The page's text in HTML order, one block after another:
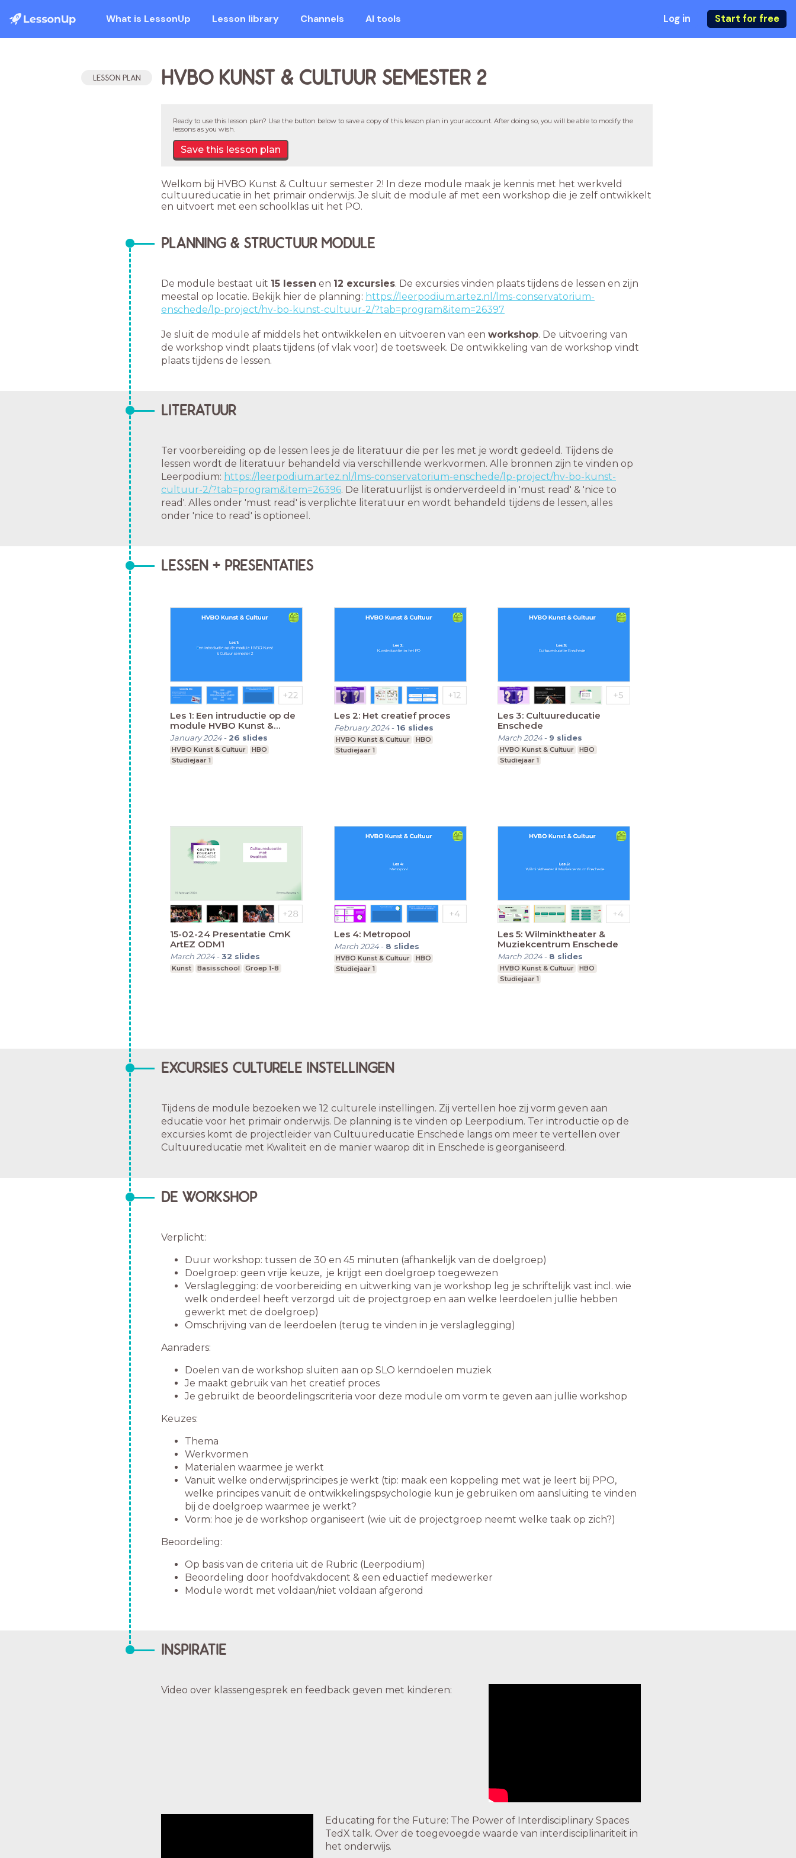
What is LessonUp Lesson library Channels AI tools Log in Start for free
LESSON PLAN HVBO KUNST & CULTUUR SEMESTER 2
Ready to use this lesson plan? Use the button below to save a copy of this lesson plan in your account. After doing so, you will be able to modify the
lessons as you wish.
Save this lesson plan
Welkom bij HVBO Kunst & Cultuur semester 2! In deze module maak je kennis met het werkveld
cultuureducatie in het primair onderwijs. Je sluit de module af met een workshop die je zelf ontwikkelt
en uitvoert met een schoolklas uit het PO.
PLANNING & STRUCTUUR MODULE
De module bestaat uit 15 lessen en 12 excursies. De excursies vinden plaats tijdens de lessen en zijn
meestal op locatie. Bekijk hier de planning: https://leerpodium.artez.nl/lms-conservatorium-
enschede/lp-project/hv-bo-kunst-cultuur-2/?tab=program&item=26397
Je sluit de module af middels het ontwikkelen en uitvoeren van een workshop. De uitvoering van
de workshop vindt plaats tijdens (of vlak voor) de toetsweek. De ontwikkeling van de workshop vindt
plaats tijdens de lessen.
LITERATUUR
Ter voorbereiding op de lessen lees je de literatuur die per les met je wordt gedeeld. Tijdens de
lessen wordt de literatuur behandeld via verschillende werkvormen. Alle bronnen zijn te vinden op
Leerpodium: https://leerpodium.artez.nl/lms-conservatorium-enschede/lp-project/hv-bo-kunst-
cultuur-2/?tab=program&item=26396. De literatuurlijst is onderverdeeld in 'must read' & 'nice to
read'. Alles onder 'must read' is verplichte literatuur en wordt behandeld tijdens de lessen, alles
onder 'nice to read' is optioneel.
LESSEN + PRESENTATIES
Les 1: Een intruductie op de
module HVBO Kunst &
Cultuur semester 2
January 2024- 26 slides
HVBO Kunst & Cultuur
HBO
Studiejaar 1
Les 2: Het creatief proces
February 2024- 16 slides
HVBO Kunst & Cultuur
HBO
Studiejaar 1
Les 3: Cultuureducatie
Enschede
March 2024- 9 slides
HVBO Kunst & Cultuur
HBO
Studiejaar 1
15-02-24 Presentatie CmK
ArtEZ ODM1
March 2024-32 slides
Kunst Basisschool Groep 1-8
Les 4: Metropool
March 2024- 8 slides
HVBO Kunst & Cultuur
HBO
Studiejaar 1
Les 5: Wilminktheater &
Muziekcentrum Enschede
March 2024- 8 slides
HVBO Kunst & Cultuur
HBO
Studiejaar 1
EXCURSIES CULTURELE INSTELLINGEN
Tijdens de module bezoeken we 12 culturele instellingen. Zij vertellen hoe zij vorm geven aan
educatie voor het primair onderwijs. De planning is te vinden op Leerpodium. Ter introductie op de
excursies komt de projectleider van Cultuureducatie Enschede langs om meer te vertellen over
Cultuureducatie met Kwaliteit en de manier waarop dit in Enschede is georganiseerd.
DE WORKSHOP
Verplicht:
Duur workshop: tussen de 30 en 45 minuten (afhankelijk van de doelgroep)
Doelgroep: geen vrije keuze, je krijgt een doelgroep toegewezen
Verslaglegging: de voorbereiding en uitwerking van je workshop leg je schriftelijk vast incl. wie
welk onderdeel heeft verzorgd uit de projectgroep en aan welke leerdoelen jullie hebben
gewerkt met de doelgroep)
Omschrijving van de leerdoelen (terug te vinden in je verslaglegging)
Aanraders:
Doelen van de workshop sluiten aan op SLO kerndoelen muziek
Je maakt gebruik van het creatief proces
Je gebruikt de beoordelingscriteria voor deze module om vorm te geven aan jullie workshop
Keuzes:
Thema
Werkvormen
Materialen waarmee je werkt
Vanuit welke onderwijsprincipes je werkt (tip: maak een koppeling met wat je leert bij PPO,
welke principes vanuit de ontwikkelingspsychologie kun je gebruiken om aansluiting te vinden
bij de doelgroep waarmee je werkt?
Vorm: hoe je de workshop organiseert (wie uit de projectgroep neemt welke taak op zich?)
Beoordeling:
Op basis van de criteria uit de Rubric (Leerpodium)
Beoordeling door hoofdvakdocent & een eduactief medewerker
Module wordt met voldaan/niet voldaan afgerond
INSPIRATIE
Video over klassengesprek en feedback geven met kinderen:
Educating for the Future: The Power of Interdisciplinary Spaces
TedX talk. Over de toegevoegde waarde van interdisciplinariteit in
het onderwijs.